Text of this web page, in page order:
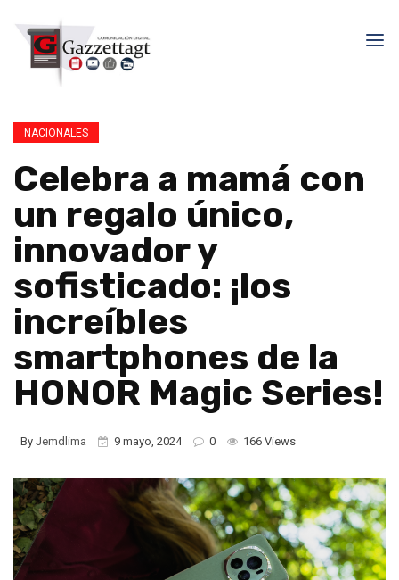
NACIONALES
Celebra a mamá con
un regalo único,
innovador y
sofisticado: ¡los
increíbles
smartphones de la
HONOR Magic Series!
By Jemdlima 9 mayo, 2024 0 166 Views